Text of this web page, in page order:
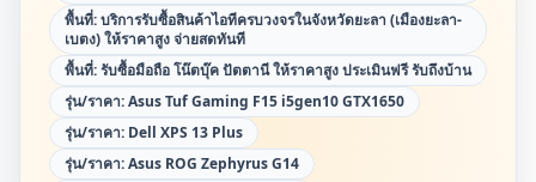
พื้นที่:บริการรับซื้อสินค้าไอทีครบวงจรในจังหวัดยะลา (เมืองยะลา-
เบตง) ให้ราคาสูง จ่ายสดทันที
พื้นที่:รับซื้อมือถือ โน๊ตบุ๊ค ปัตตานี ให้ราคาสูง ประเมินฟรี รับถึงบ้าน
รุ่น/ราคา:Asus Tuf Gaming F15 i5gen10 GTX1650
รุ่น/ราคา: Dell XPS 13 Plus
รุ่น/ราคา:Asus ROG Zephyrus G14